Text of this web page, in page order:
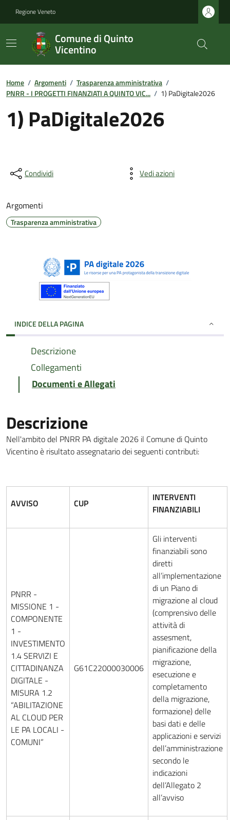
Regione Veneto
Comune di Quinto
Vicentino
Home / Argomenti / Trasparenza amministrativa /
PNRR - I PROGETTI FINANZIATI A QUINTO VIC... / 1) PaDigitale2026
1) PaDigitale2026
Condividi Vedi azioni
Argomenti
Trasparenza amministrativa
INDICE DELLA PAGINA
Descrizione
Collegamenti
Documenti e Allegati
Descrizione
Nell'ambito del PNRR PA digitale 2026 il Comune di Quinto
Vicentino è risultato assegnatario dei seguenti contributi:
AVVISO CUP
INTERVENTI
FINANZIABILI
PNRR -
MISSIONE 1 -
COMPONENTE
1 -
INVESTIMENTO
1.4 SERVIZI E
CITTADINANZA
DIGITALE -
MISURA 1.2
“ABILITAZIONE
AL CLOUD PER
LE PA LOCALI -
COMUNI”
G61C22000030006
Gli interventi
finanziabili sono
diretti
all’implementazione
di un Piano di
migrazione al cloud
(comprensivo delle
attività di
assesment,
pianificazione della
migrazione,
esecuzione e
completamento
della migrazione,
formazione) delle
basi dati e delle
applicazioni e servizi
dell’amministrazione
secondo le
indicazioni
dell’Allegato 2
all’avviso